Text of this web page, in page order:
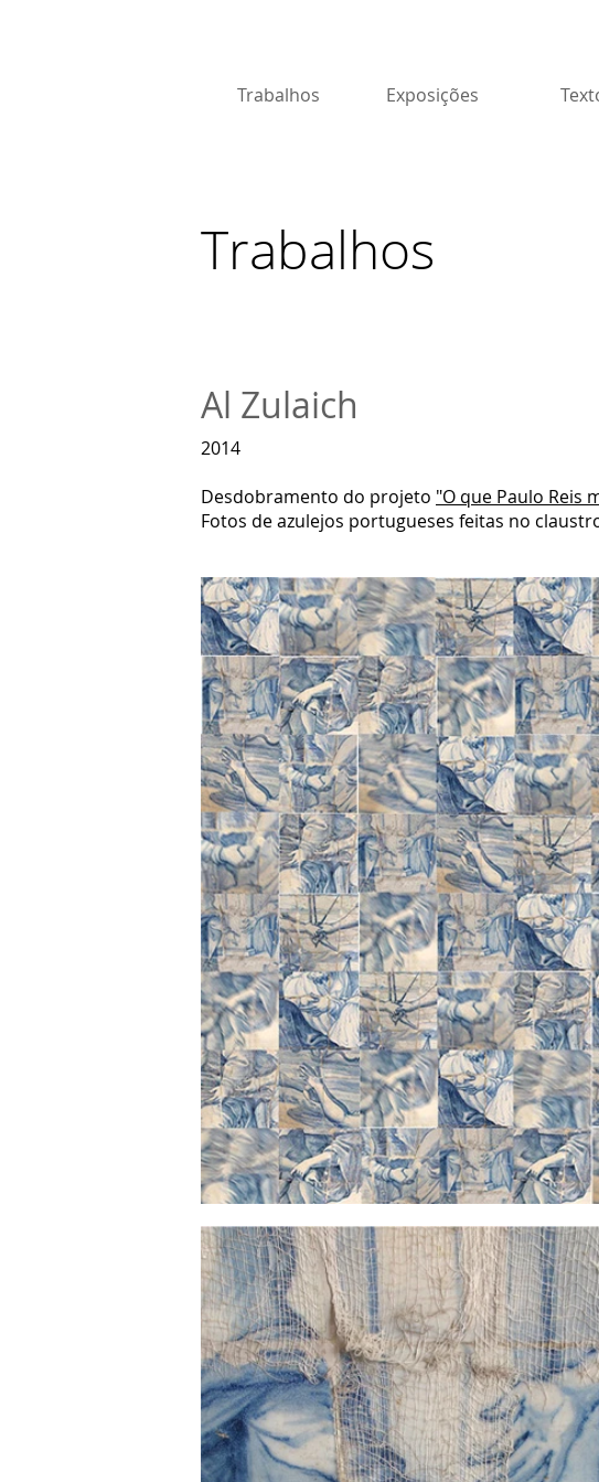
Trabalhos Exposições
Trabalhos
Al Zulaich
2014
Desdobramento do projeto "O que Paulo Reis
Fotos de azulejos portugueses feitas no